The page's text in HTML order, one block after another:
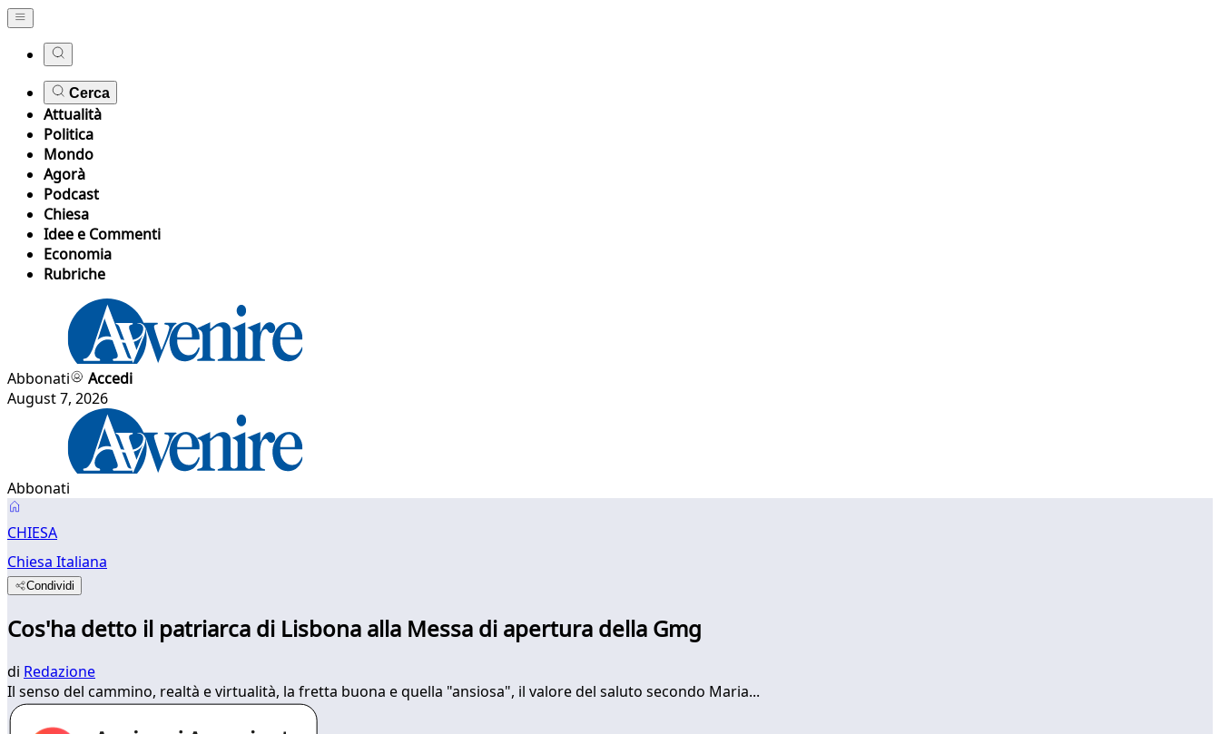
Cerca
Attualità
Politica
Mondo
Agorà
Podcast
Chiesa
Idee e Commenti
Economia
Rubriche
Abbonati
Accedi
August 7, 2026
Abbonati
CHIESA
Chiesa Italiana
Condividi
Cos'ha detto il patriarca di Lisbona alla Messa di apertura della Gmg
di Redazione
Il senso del cammino, realtà e virtualità, la fretta buona e quella "ansiosa", il valore del saluto secondo Maria...